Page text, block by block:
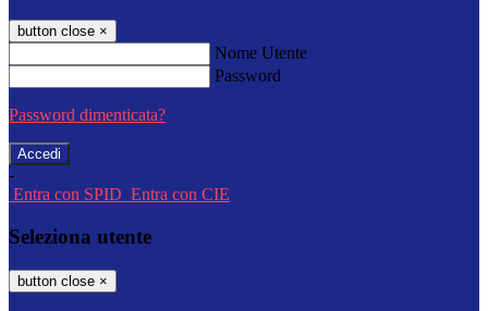
button close ×
Nome Utente
Password
Password dimenticata?
-
Entra con SPID Entra con CIE
Seleziona utente
button close ×